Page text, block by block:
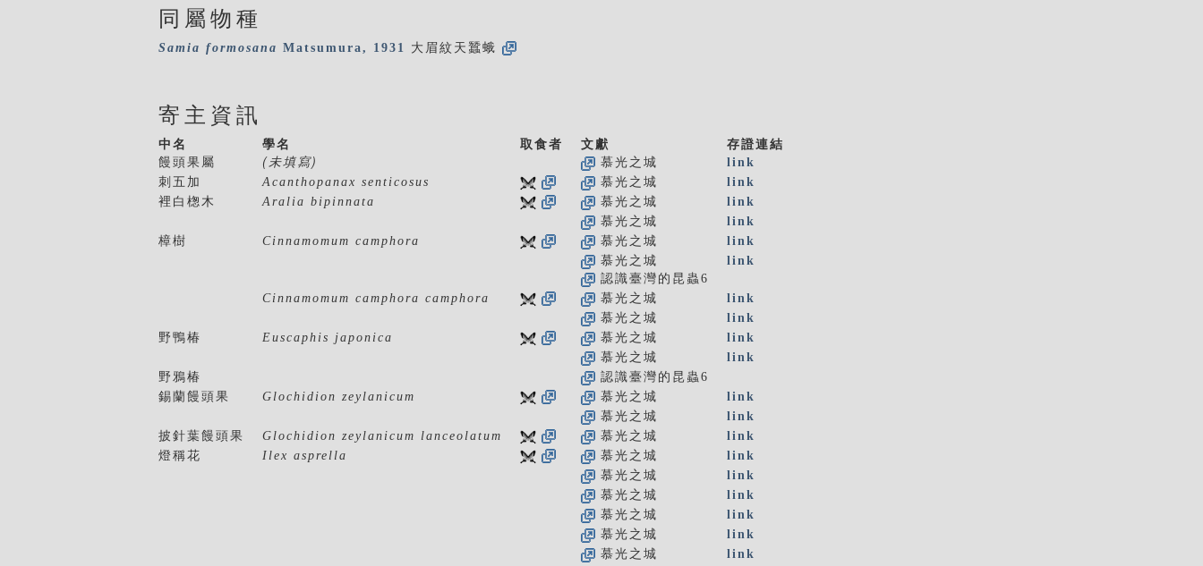
同屬物種
Samia formosana Matsumura, 1931 大眉紋天蠶蛾
寄主資訊
中名 學名 取食者 文獻 存證連結
饅頭果屬 (未填寫) 慕光之城
link
刺五加
Acanthopanax senticosus 慕光之城
link
裡白楤木
Aralia bipinnata 慕光之城
link
慕光之城
link
樟樹
Cinnamomum camphora 慕光之城
link
慕光之城
link
認識臺灣的昆蟲6
Cinnamomum camphora camphora
慕光之城
link
慕光之城
link
野鴨椿
Euscaphis japonica 慕光之城
link
慕光之城
link
野鴉椿
認識臺灣的昆蟲6
錫蘭饅頭果
Glochidion zeylanicum 慕光之城
link
慕光之城
link
披針葉饅頭果
Glochidion zeylanicum lanceolatum 慕光之城
link
燈稱花
Ilex asprella 慕光之城
link
慕光之城
link
慕光之城
link
慕光之城
link
慕光之城
link
慕光之城
link